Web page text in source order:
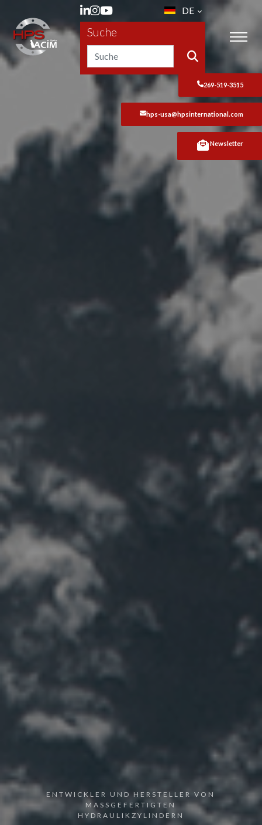
DE
Suche
ENTWICKLER UND HERSTELLER VON
MASSGEFERTIGTEN
HYDRAULIKZYLINDERN
269-519-3515
hps-usa@hpsinternational.com
Newsletter